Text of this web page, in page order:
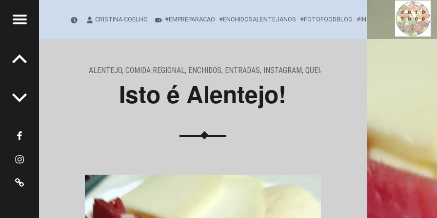
Comidinhas por onde passo...
Menu
Post navigation
Isto é Alentejo!
ALENTEJO,COMIDA REGIONAL, ENCHIDOS, ENTRADAS, INSTAGRAM,QUEIJOS
CRISTINA COELHO EMPREPARACAO ENCHIDOSALENTEJANOS FOTOFOODBLOG INSTAGRAM